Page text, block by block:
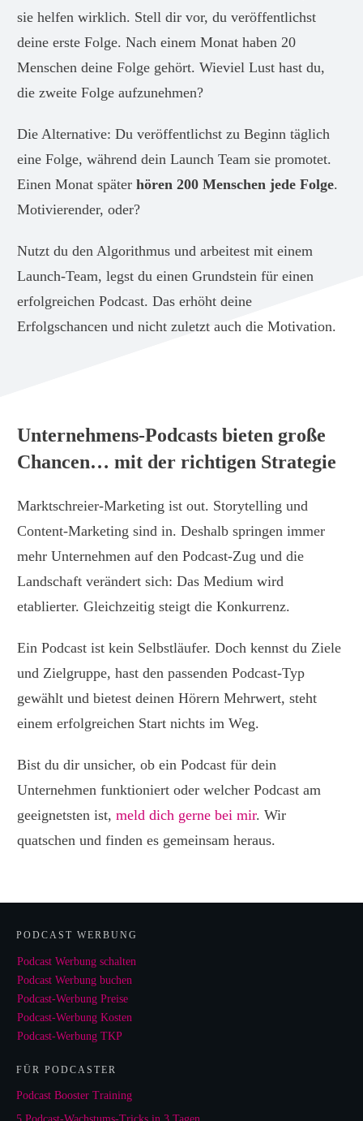
sie helfen wirklich. Stell dir vor, du veröffentlichst
deine erste Folge. Nach einem Monat haben 20
Menschen deine Folge gehört. Wieviel Lust hast du,
die zweite Folge aufzunehmen?
Die Alternative: Du veröffentlichst zu Beginn täglich
eine Folge, während dein Launch Team sie promotet.
Einen Monat später hören 200 Menschen jede Folge.
Motivierender, oder?
Nutzt du den Algorithmus und arbeitest mit einem
Launch-Team, legst du einen Grundstein für einen
erfolgreichen Podcast. Das erhöht deine
Erfolgschancen und nicht zuletzt auch die Motivation.
Unternehmens-Podcasts bieten große
Chancen… mit der richtigen Strategie
Marktschreier-Marketing ist out. Storytelling und
Content-Marketing sind in. Deshalb springen immer
mehr Unternehmen auf den Podcast-Zug und die
Landschaft verändert sich: Das Medium wird
etablierter. Gleichzeitig steigt die Konkurrenz.
Ein Podcast ist kein Selbstläufer. Doch kennst du Ziele
und Zielgruppe, hast den passenden Podcast-Typ
gewählt und bietest deinen Hörern Mehrwert, steht
einem erfolgreichen Start nichts im Weg.
Bist du dir unsicher, ob ein Podcast für dein
Unternehmen funktioniert oder welcher Podcast am
geeignetsten ist, meld dich gerne bei mir. Wir
quatschen und finden es gemeinsam heraus.
PODCAST WERBUNG
Podcast Werbung schalten
Podcast Werbung buchen
Podcast-Werbung Preise
Podcast-Werbung Kosten
Podcast-Werbung TKP
FÜR PODCASTER
Podcast Booster Training